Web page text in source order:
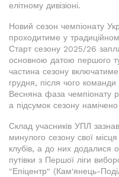
елітному дивізіоні.
Новий сезон чемпіонату
проходитиме у
Старт сезону 2025/26
основною датою першого
частина сезону
грудня, після чого
Весняна фаза чемпіонату
а підсумок сезону
Склад учасників УПЛ
минулого сезону свої
клубів, а до них додалися
путівки з Першої ліги
"Епіцентр" (Кам'янець-